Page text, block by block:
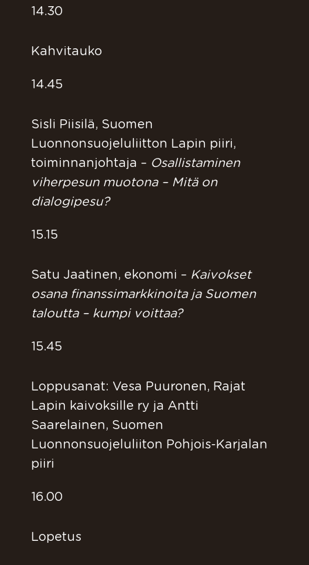
14.30
Kahvitauko
14.45
Sisli Piisilä, Suomen
Luonnonsuojeluliitton Lapin piiri,
toiminnanjohtaja – Osallistaminen
viherpesun muotona – Mitä on
dialogipesu?
15.15
Satu Jaatinen, ekonomi – Kaivokset
osana finanssimarkkinoita ja Suomen
taloutta – kumpi voittaa?
15.45
Loppusanat: Vesa Puuronen, Rajat
Lapin kaivoksille ry ja Antti
Saarelainen, Suomen
Luonnonsuojeluliiton Pohjois-Karjalan
piiri
16.00
Lopetus